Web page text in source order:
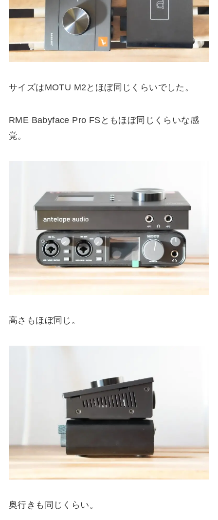
サイズはMOTU M2とほぼ同じくらいでした。
RME Babyface Pro FSともほぼ同じくらいな感
覚。
高さもほぼ同じ。
奥行きも同じくらい。